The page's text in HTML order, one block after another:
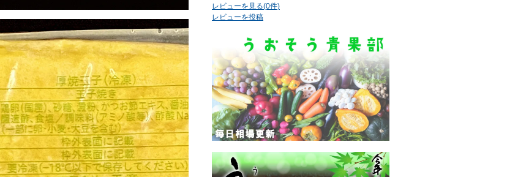
レビューを見る(0件)
レビューを投稿